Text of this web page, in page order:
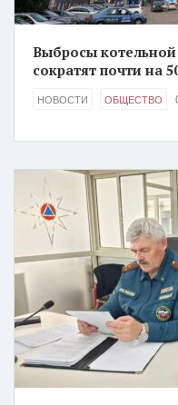
Выбросы
сократят почти на
НОВОСТИ ОБЩЕСТВО